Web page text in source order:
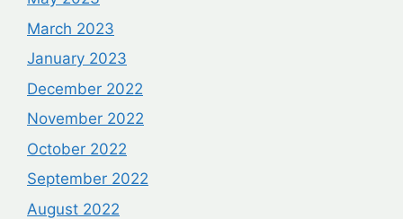
March 2023
January 2023
December 2022
November 2022
October 2022
September 2022
August 2022